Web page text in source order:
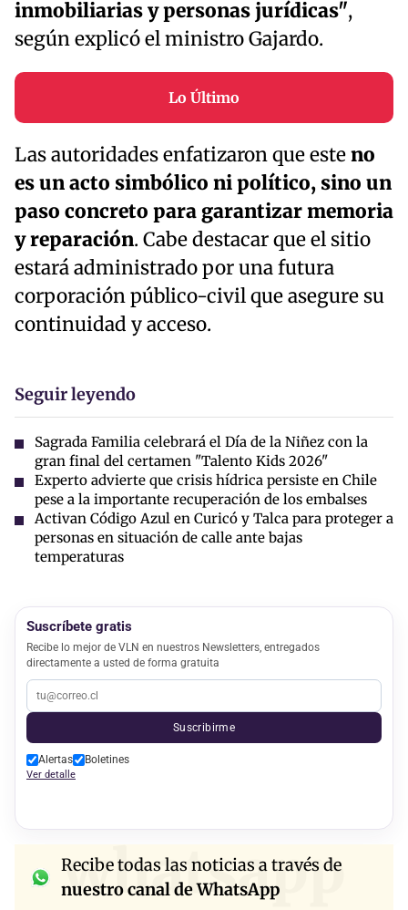
inmobiliarias y personas jurídicas",
según explicó el ministro Gajardo.
Lo Último
Las autoridades enfatizaron que esteno
es un acto simbólico ni político, sino un
paso concreto para garantizar memoria
y reparación. Cabe destacar que el sitio
estará administrado por una futura
corporación público-civil que asegure su
continuidad y acceso.
Seguir leyendo
Sagrada Familia celebrará el Día de la Niñez con la
gran final del certamen "Talento Kids 2026"
Experto advierte que crisis hídrica persiste en Chile
pese a la importante recuperación de los embalses
Activan Código Azul en Curicó y Talca para proteger a
personas en situación de calle ante bajas
temperaturas
Suscríbete gratis
Recibe lo mejor de VLN en nuestros Newsletters, entregados
directamente a usted de forma gratuita
Suscribirme
Alertas Boletines
Ver detalle
whatsapp
Recibe todas las noticias a través de
nuestro canal de WhatsApp